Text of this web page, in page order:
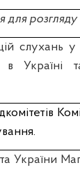
для розгляду
слухань у
в Україні
України